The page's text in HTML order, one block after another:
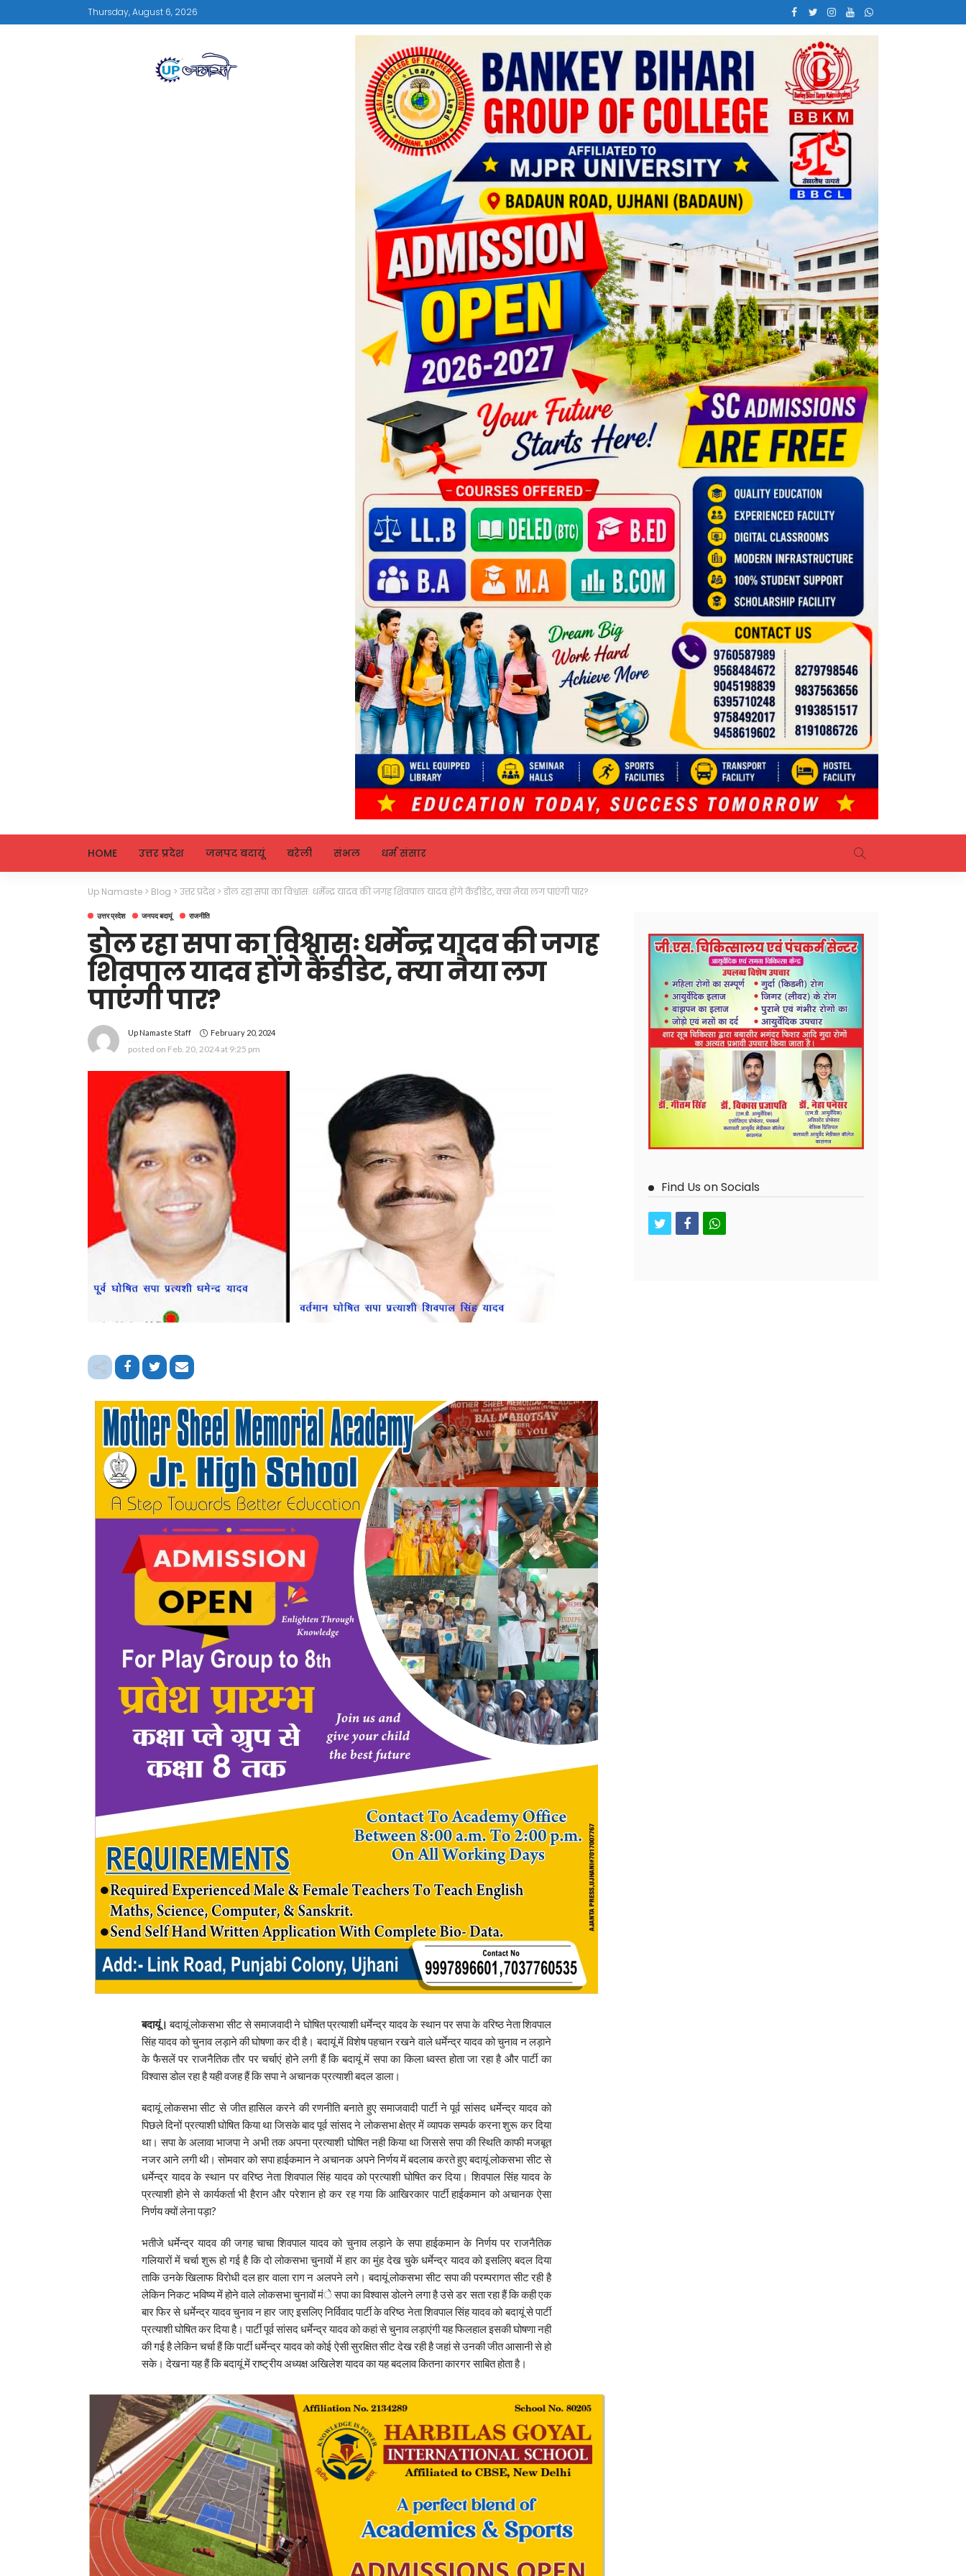
Thursday, August 6, 2026
HOME उत्तर प्रदेश जनपद बदायूं बरेली संभल धर्म संसार
Up Namaste > Blog > उत्तर प्रदेश> डोल रहा सपा का विश्वासः धर्मेन्द्र यादव की जगह शिवपाल यादव होंगे कैंडीडेट, क्या नैया लग पाएंगी पार?
उत्तर प्रदेश जनपद बदायूं राजनीति
डोल रहा सपा का विश्वासः धर्मेन्द्र यादव की जगह
शिवपाल यादव होंगे कैंडीडेट, क्या नैया लग
पाएंगी पार?
Up Namaste Staff February 20, 2024
posted on Feb. 20, 2024 at 9:25 pm
बदायूं। बदायूं लोकसभा सीट से समाजवादी ने घोषित प्रत्याशी धर्मेन्द्र यादव के स्थान पर सपा के वरिष्ठ नेता शिवपाल
सिंह यादव को चुनाव लड़ाने की घोषणा कर दी है। बदायूं में विशेष पहचान रखने वाले धर्मेन्द्र यादव को चुनाव न लड़ाने
के फैसलें पर राजनैतिक तौर पर चर्चाएं होने लगी हैं कि बदायूं में सपा का किला ध्वस्त होता जा रहा है और पार्टी का
विश्वास डोल रहा है यही वजह हैं कि सपा ने अचानक प्रत्याशी बदल डाला।
बदायूं लोकसभा सीट से जीत हासिल करने की रणनीति बनाते हुए समाजवादी पार्टी ने पूर्व सांसद धर्मेन्द्र यादव को
पिछले दिनों प्रत्याशी घोषित किया था जिसके बाद पूर्व सांसद ने लोकसभा क्षेत्र में व्यापक सम्पर्क करना शुरू कर दिया
था। सपा के अलावा भाजपा ने अभी तक अपना प्रत्याशी घोषित नही किया था जिससे सपा की स्थिति काफी मजबूत
नजर आने लगी थी। सोमवार को सपा हाईकमान ने अचानक अपने निर्णय में बदलाब करते हुए बदायूं लोकसभा सीट से
धर्मेन्द्र यादव के स्थान पर वरिष्ठ नेता शिवपाल सिंह यादव को प्रत्याशी घोषित कर दिया। शिवपाल सिंह यादव के
प्रत्याशी होने से कार्यकर्ता भी हैरान और परेशान हो कर रह गया कि आखिरकार पार्टी हाईकमान को अचानक ऐसा
निर्णय क्यों लेना पड़ा?
भतीजे धर्मेन्द्र यादव की जगह चाचा शिवपाल यादव को चुनाव लड़ाने के सपा हाईकमान के निर्णय पर राजनैतिक
गलियारों में चर्चा शुरू हो गई है कि दो लोकसभा चुनावों में हार का मुंह देख चुके धर्मेन्द्र यादव को इसलिए बदल दिया
ताकि उनके खिलाफ विरोधी दल हार वाला राग न अलपने लगे। बदायूं लोकसभा सीट सपा की परम्परागत सीट रही है
लेकिन निकट भविष्य में होने वाले लोकसभा चुनावों मंे सपा का विश्वास डोलने लगा है उसे डर सता रहा हैं कि कही एक
बार फिर से धर्मेन्द्र यादव चुनाव न हार जाए इसलिए निर्विवाद पार्टी के वरिष्ठ नेता शिवपाल सिंह यादव को बदायूं से पार्टी
प्रत्याशी घोषित कर दिया है। पार्टी पूर्व सांसद धर्मेन्द्र यादव को कहां से चुनाव लड़ाएंगी यह फिलहाल इसकी घोषणा नही
की गई है लेकिन चर्चा हैं कि पार्टी धर्मेन्द्र यादव को कोई ऐसी सुरक्षित सीट देख रही है जहां से उनकी जीत आसानी से हो
सके। देखना यह हैं कि बदायूं में राष्ट्रीय अध्यक्ष अखिलेश यादव का यह बदलाव कितना कारगर साबित होता है।
Find Us on Socials
twitterfacebookwhatsapp